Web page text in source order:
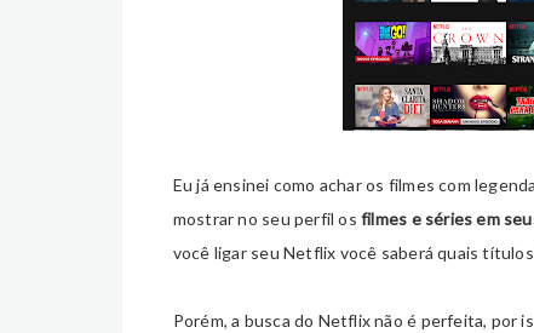
Eu já ensinei como achar os filmes com
mostrar no seu perfil osfilmes e séries em
você ligar seu Netflix você saberá quais
Porém, a busca do Netflix não é perfeita, por